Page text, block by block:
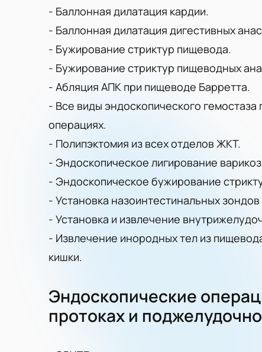
- Баллонная дилатация кардии.
- Баллонная дилатация дигестивных
- Бужирование стриктур пищевода.
- Бужирование стриктур пищеводных
- Абляция АПК при пищеводе Барретта.
- Все виды эндоскопического
операциях.
- Полипэктомия из всех отделов ЖКТ.
- Эндоскопическое лигирование
- Эндоскопическое бужирование
- Установка назоинтестинальных
- Установка и извлечение
- Извлечение инородных тел из
кишки.
Эндоскопические
протоках и